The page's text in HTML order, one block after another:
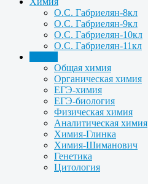
О.С. Габриелян-8кл
О.С. Габриелян-9кл
О.С. Габриелян-10кл
О.С. Габриелян-11кл
Общая химия
Органическая химия
ЕГЭ-химия
ЕГЭ-биология
Физическая химия
Аналитическая химия
Химия-Глинка
Химия-Шиманович
Генетика
Цитология